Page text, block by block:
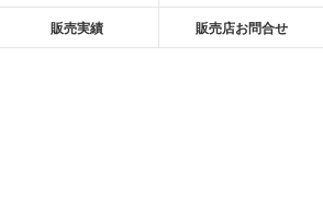
販売実績 販売店お問合せ